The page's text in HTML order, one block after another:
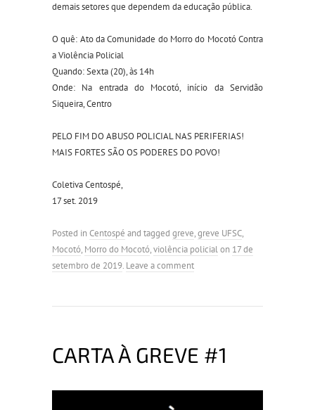
demais setores que dependem da educação pública.
O quê: Ato da Comunidade do Morro do Mocotó Contra
a Violência Policial
Quando: Sexta (20), às 14h
Onde: Na entrada do Mocotó, início da Servidão
Siqueira, Centro
PELO FIM DO ABUSO POLICIAL NAS PERIFERIAS!
MAIS FORTES SÃO OS PODERES DO POVO!
Coletiva Centospé,
17 set. 2019
Posted inCentospé and tagged greve,greve UFSC,
Mocotó, Morro do Mocotó,violência policialon 17 de
setembro de 2019. Leave a comment
CARTA À GREVE #1